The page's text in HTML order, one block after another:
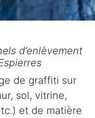
d’enlèvement
de graffiti sur
sol, vitrine,
et de matière